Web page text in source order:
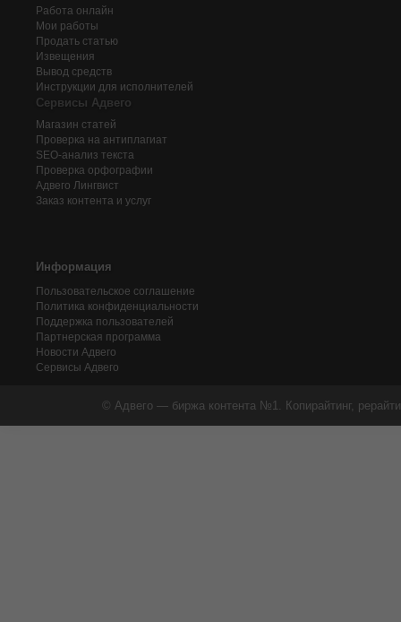
Работа онлайн
Мои работы
Продать статью
Извещения
Вывод средств
Инструкции для исполнителей
Сервисы Адвего
Магазин статей
Проверка на антиплагиат
SEO-анализ текста
Проверка орфографии
Адвего Лингвист
Заказ контента и услуг
Информация
Пользовательское соглашение
Политика конфиденциальности
Поддержка пользователей
Партнерская программа
Новости Адвего
Сервисы Адвего
© Адвего — биржа контента №1. Копирайтинг,